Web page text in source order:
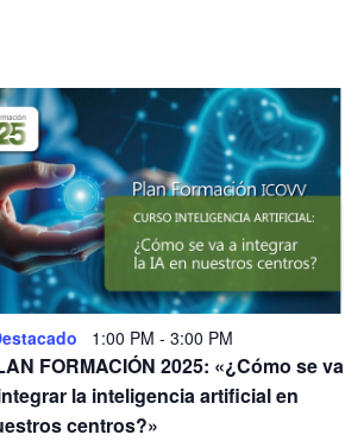
1:00 PM - 3:00 PM
FORMACIÓN 2025: «¿Cómo se va
la inteligencia artificial en
centros?»